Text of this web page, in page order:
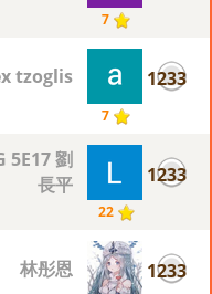
7
1233
7
tzoglis
1233
22
5E17 劉
長平
1233
林彤恩